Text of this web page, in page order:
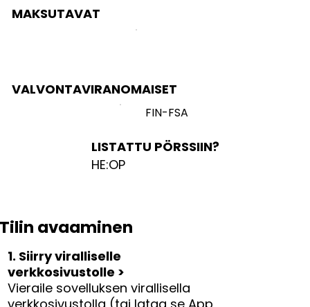
MAKSUTAVAT
VALVONTAVIRANOMAISET
FIN-FSA
LISTATTU PÖRSSIIN?
HE:OP
Tilin avaaminen
1. Siirry viralliselle
verkkosivustolle >
Vieraile sovelluksen virallisella